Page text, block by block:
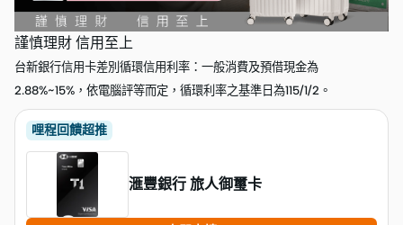
謹慎理財 信用至上
台新銀行信用卡差別循環信用利率：一般消費及預借現金為
2.88%~15%，依電腦評等而定，循環利率之基準日為115/1/2。
哩程回饋超推
滙豐銀行 旅人御璽卡